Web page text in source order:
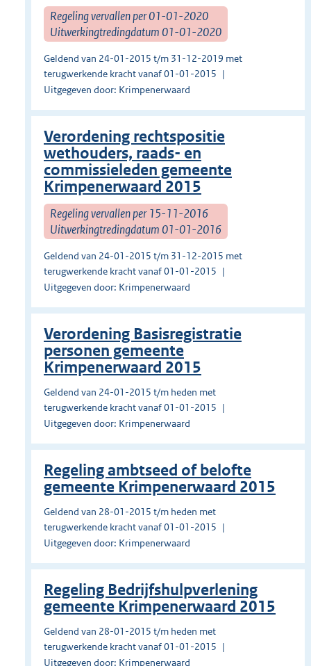
Regeling vervallen per 01-01-2020
Uitwerkingtredingdatum 01-01-2020
Geldend van 24-01-2015 t/m 31-12-2019 met
terugwerkende kracht vanaf 01-01-2015
Uitgegeven door: Krimpenerwaard
Verordening rechtspositie
wethouders, raads- en
commissieleden gemeente
Krimpenerwaard 2015
Regeling vervallen per 15-11-2016
Uitwerkingtredingdatum 01-01-2016
Geldend van 24-01-2015 t/m 31-12-2015 met
terugwerkende kracht vanaf 01-01-2015
Uitgegeven door: Krimpenerwaard
Verordening Basisregistratie
personen gemeente
Krimpenerwaard 2015
Geldend van 24-01-2015 t/m heden met
terugwerkende kracht vanaf 01-01-2015
Uitgegeven door: Krimpenerwaard
Regeling ambtseed of belofte
gemeente Krimpenerwaard 2015
Geldend van 28-01-2015 t/m heden met
terugwerkende kracht vanaf 01-01-2015
Uitgegeven door: Krimpenerwaard
Regeling Bedrijfshulpverlening
gemeente Krimpenerwaard 2015
Geldend van 28-01-2015 t/m heden met
terugwerkende kracht vanaf 01-01-2015
Uitgegeven door: Krimpenerwaard